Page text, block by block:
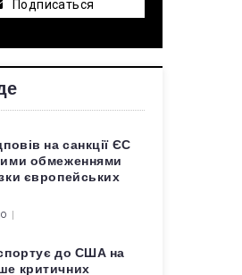
Подписаться
на санкції ЄС
обмеженнями
європейських
до США на
критичних